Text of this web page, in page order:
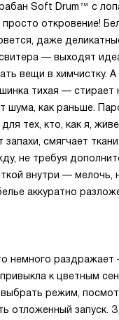
Soft Drum™ с
откровение!
даже
— выходят
вещи в химчистку.
тихая — стирает
шума, как раньше.
тех, кто, как я,
запахи, смягчает
не требуя
внутри — мелочь,
аккуратно
немного
к цветным
режим,
отложенный запуск.